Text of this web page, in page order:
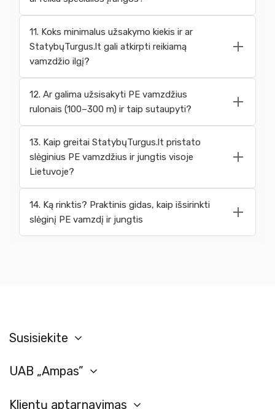
11. Koks minimalus užsakymo kiekis ir ar
StatybųTurgus.lt gali atkirpti reikiamą
vamzdžio ilgį?
12. Ar galima užsisakyti PE vamzdžius
rulonais (100–300 m) ir taip sutaupyti?
13. Kaip greitai StatybųTurgus.lt pristato
slėginius PE vamzdžius ir jungtis visoje
Lietuvoje?
14. Ką rinktis? Praktinis gidas, kaip išsirinkti
slėginį PE vamzdį ir jungtis
Susisiekite
UAB „Ampas”
Klientų aptarnavimas